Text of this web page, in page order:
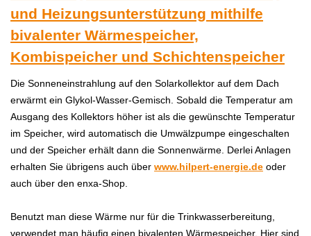
und Heizungsunterstützung mithilfe
bivalenter Wärmespeicher,
Kombispeicher und Schichtenspeicher
Die Sonneneinstrahlung auf den Solarkollektor auf dem Dach
erwärmt ein Glykol-Wasser-Gemisch. Sobald die Temperatur am
Ausgang des Kollektors höher ist als die gewünschte Temperatur
im Speicher, wird automatisch die Umwälzpumpe eingeschalten
und der Speicher erhält dann die Sonnenwärme. Derlei Anlagen
erhalten Sie übrigens auch über www.hilpert-energie.de oder
auch über den enxa-Shop.
Benutzt man diese Wärme nur für die Trinkwasserbereitung,
verwendet man häufig einen bivalenten Wärmespeicher. Hier sind